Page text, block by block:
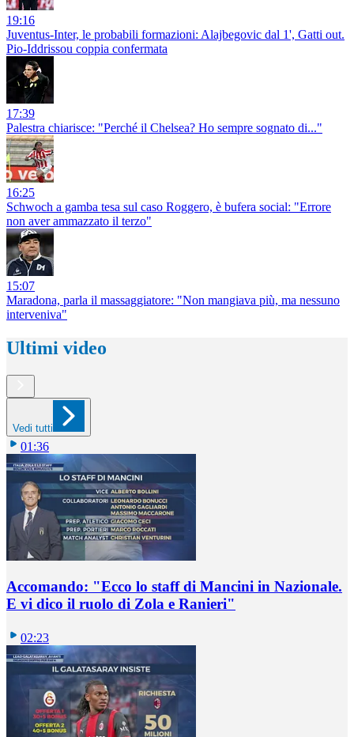
19:16
Juventus-Inter, le probabili formazioni: Alajbegovic dal 1', Gatti out.
Pio-Iddrissou coppia confermata
17:39
Palestra chiarisce: "Perché il Chelsea? Ho sempre sognato di..."
16:25
Schwoch a gamba tesa sul caso Roggero, è bufera social: "Errore
non aver ammazzato il terzo"
15:07
Maradona, parla il massaggiatore: "Non mangiava più, ma nessuno
interveniva"
Ultimi video
Vedi tutti
01:36
Accomando: "Ecco lo staff di Mancini in Nazionale.
E vi dico il ruolo di Zola e Ranieri"
02:23